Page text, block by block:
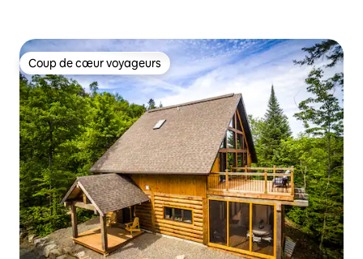
Coup de cœur voyageurs
Coup de cœur voyageurs